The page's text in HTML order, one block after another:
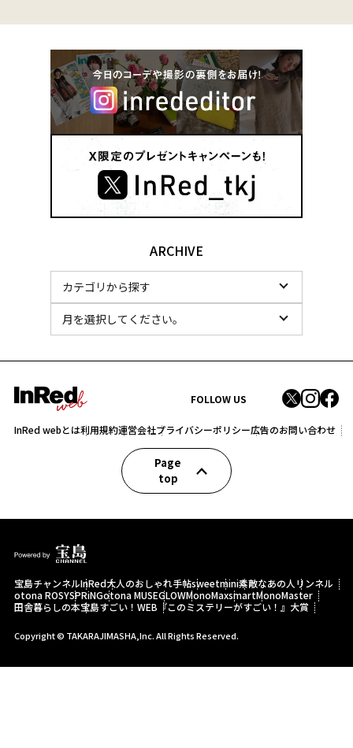
ARCHIVE
FOLLOW US
InRed webとは利用規約運営会社プライバシーポリシー広告のお問い合わせ
Page
top
宝島チャンネルInRed大人のおしゃれ手帖sweetmini素敵なあの人 リンネル
otona ROSYSPRiNGotona MUSEGLOWMonoMaxsmartMonoMaster
田舎暮らしの本宝島すごい！WEB 『このミステリーがすごい！』大賞
Copyright © TAKARAJIMASHA,Inc. All Rights Reserved.